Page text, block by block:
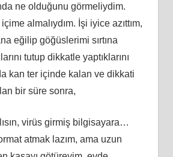
ne olduğunu görmeliydim.
almalıydım. İşi iyice azıttım,
eğilip göğüslerimi sırtına
tutup dikkatle yaptıklarını
kan ter içinde kalan ve dikkati
bir süre sonra,
virüs girmiş bilgisayara…
atmak lazım, ama uzun